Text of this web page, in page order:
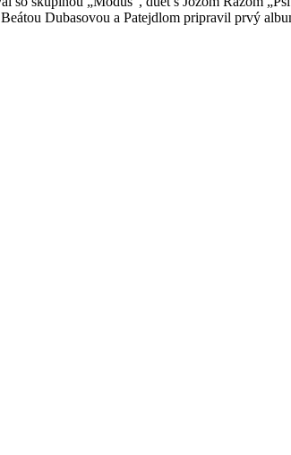
Dubasovou a Patejdlom pripravil prvý